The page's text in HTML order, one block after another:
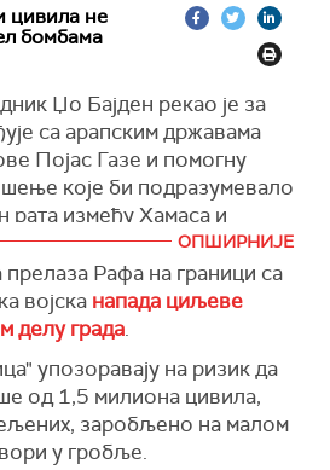
напао Рафу, где је више
нашло уточиште од
Појаса Газе, а Тел
је реч о "ограниченој
председник САД Џозеф
Хамаса на Израел, док
"средства намењена
рат ако не дозволите
рекао је Ердан.
послова, на
је добила од
особе убијене у шест
на Рафу, укључујући 11
четворо деце и две
израелском нападу на
од Рафе.
је у израеслом нападу у
четворо деце и три
убијене су када је
у источној Рафи.
цивила не
бомбама
Џо Бајден рекао је за
са арапским државама
Појас Газе и помогну
које би подразумевало
рата између Хамаса и
су САД престале да
бомбама због смрти
у Гази у нападима тим
ударима у насељеним
Бајден за Си-Ен-Ен.
ОПШИРНИЈЕ
Рафа на граници са
војска напада циљеве
делу града.
упозоравају на ризик да
од 1,5 милиона цивила,
заробљено на малом
у гробље.